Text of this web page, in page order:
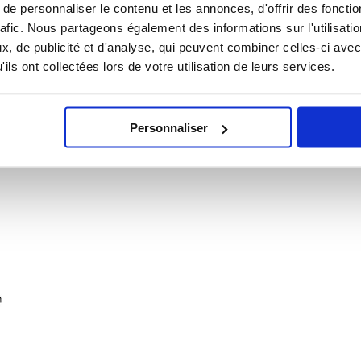
personnaliser le contenu et les annonces, d'offrir des
Nous partageons également des informations sur
de publicité et d'analyse, qui peuvent combiner celles-ci
ont collectées lors de votre utilisation de leurs services.
Personnaliser
coque biodégradable pour Samsung Galaxy S25+ vous aide à prendre conscience
écologique assure une excellente protection quotidienne, tandis que l'aspect naturel et
encore plus élégant. Cette housse mince et légère est recyclable et biodégradable et
et les dommages
pour l'écran
les fonctionnalités de l'Samsung Galaxy S25+
naturelle